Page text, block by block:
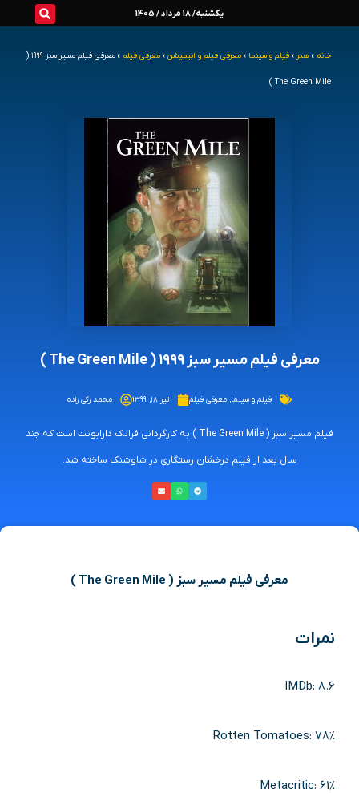
یکشنبه/ 18 مرداد / 1405
خانه » هنر » فیلم و سینما » معرفی فیلم و انیمیشن » معرفی فیلم » معرفی فیلم مسیر سبز ۱۹۹۹ (
The Green Mile )
معرفی فیلم مسیر سبز ۱۹۹۹ ( The Green Mile )
فیلم و سینما, معرفی فیلم تیر ۱۸, ۱۳۹۹ محمد زکی زاده
فیلم مسیر سبز ( The Green Mile ) به کارگردانی فرانک دارابونت است که چند
سال بعد از فیلم درخشان رستگاری در شاوشنک ساخته شد.
معرفی فیلم مسیر سبز ( The Green Mile )
نمرات
IMDb: 8.6
Rotten Tomatoes: 78%
Metacritic: 61%